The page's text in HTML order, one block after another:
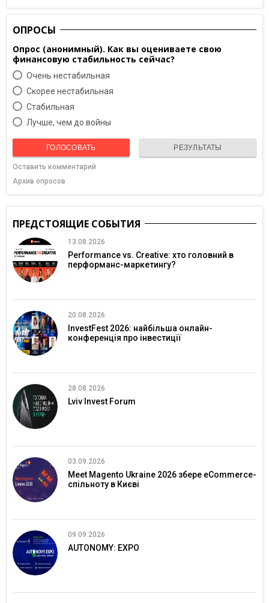
ОПРОСЫ
Опрос (анонимный). Как вы оцениваете свою
финансовую стабильность сейчас?
Очень нестабильная
Скорее нестабильная
Cтабильная
Лучше, чем до войны
ГОЛОСОВАТЬ РЕЗУЛЬТАТЫ
Оставить комментарий
Архив опросов
ПРЕДСТОЯЩИЕ СОБЫТИЯ
13.08.2026
Performance vs. Creative: хто головний в
перформанс-маркетингу?
20.08.2026
InvestFest 2026: найбільша онлайн-
конференція про інвестиції
28.08.2026
Lviv Invest Forum
03.09.2026
Meet Magento Ukraine 2026 збере eCommerce-
спільноту в Києві
09.09.2026
AUTONOMY: EXPO